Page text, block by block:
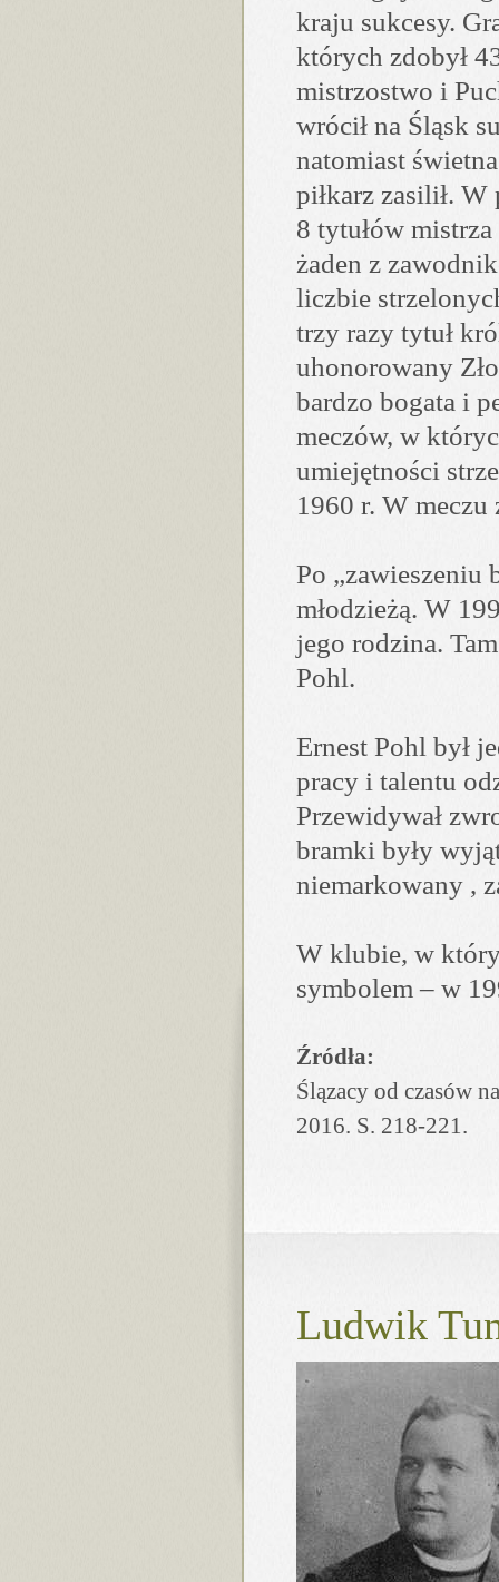
kraju sukcesy.
których zdobył
mistrzostwo i
wrócił na Śląsk
natomiast
piłkarz zasilił.
8 tytułów
żaden z
liczbie
trzy razy tytuł
uhonorowany
bardzo bogata i
meczów, w
umiejętności
1960 r. W
Po „zawieszeniu
młodzieżą. W
jego rodzina.
Pohl.
Ernest Pohl był
pracy i talentu
Przewidywał
bramki były
niemarkowany ,
W klubie, w
symbolem – w
Źródła:
Ślązacy od czasów
2016. S. 218-221.
Ludwik